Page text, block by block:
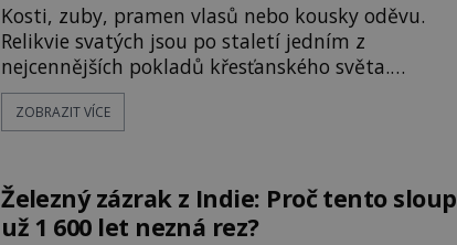
Kosti, zuby, pramen vlasů nebo kousky oděvu.
Relikvie svatých jsou po staletí jedním z
nejcennějších pokladů křesťanského světa.
Některé mají pečlivě doloženou historii, jiné
provází záhady, krádeže i nečekané objevy. Jejich
středověké Evropě mají relikvie mimořádnou
hodnotu. Nejsou jen předmětem úcty
ZOBRAZIT VÍCE
Železný zázrak z Indie: Proč tento sloup
už 1 600 let nezná rez?